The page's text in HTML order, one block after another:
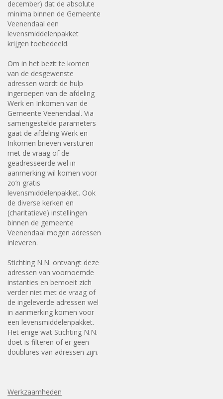
december) dat de absolute
minima binnen de Gemeente
Veenendaal een
levensmiddelenpakket
krijgen toebedeeld.
Om in het bezit te komen
van de desgewenste
adressen wordt de hulp
ingeroepen van de afdeling
Werk en Inkomen van de
Gemeente Veenendaal. Via
samengestelde parameters
gaat de afdeling Werk en
Inkomen brieven versturen
met de vraag of de
geadresseerde wel in
aanmerking wil komen voor
zo’n gratis
levensmiddelenpakket. Ook
de diverse kerken en
(charitatieve) instellingen
binnen de gemeente
Veenendaal mogen adressen
inleveren.
Stichting N.N. ontvangt deze
adressen van voornoemde
instanties en bemoeit zich
verder niet met de vraag of
de ingeleverde adressen wel
in aanmerking komen voor
een levensmiddelenpakket.
Het enige wat Stichting N.N.
doet is filteren of er geen
doublures van adressen zijn.
Werkzaamheden